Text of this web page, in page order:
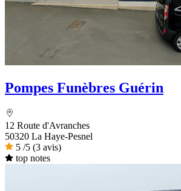
Pompes Funèbres Guérin
12 Route d'Avranches
50320 La Haye-Pesnel
5 /5 (3 avis)
top notes